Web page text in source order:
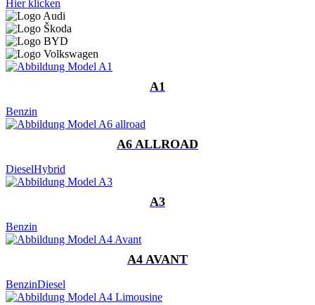
Hier klicken
A1
Benzin
A6 ALLROAD
DieselHybrid
A3
Benzin
A4 AVANT
BenzinDiesel